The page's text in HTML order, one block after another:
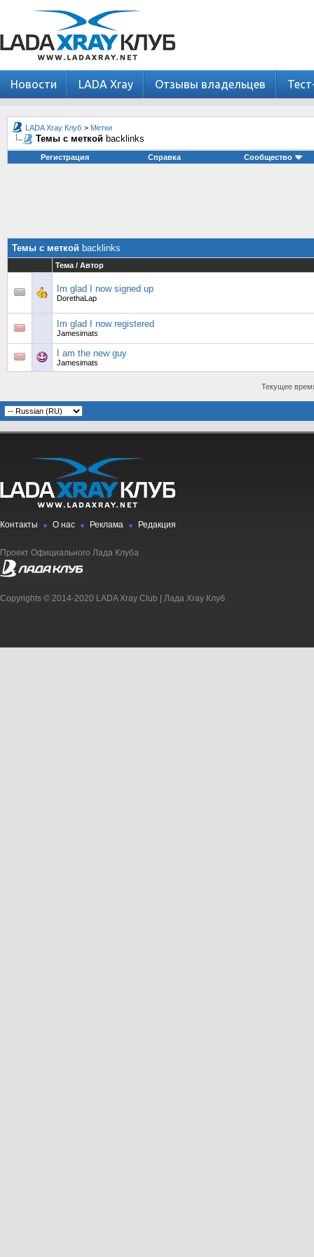
Новости LADA Xray Отзывы владельцев
LADA Xray Клуб > Метки
Темы с меткой backlinks
Регистрация Справка Сообщество
Темы с меткой backlinks
Тема / Автор
Im glad I now signed up
DorethaLap
Im glad I now registered
Jamesimats
I am the new guy
Jamesimats
Текущее
Контакты О нас Реклама Редакция
Проект Официального Лада Клуба
Copyrights © 2014-2020 LADA Xray Club | Лада Xray Клуб